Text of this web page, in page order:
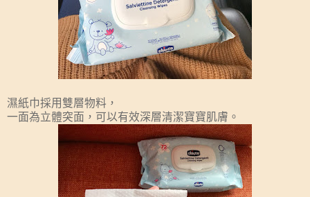
濕紙巾採用雙層物料，
一面為立體突面，可以有效深層清潔寶寶肌膚。